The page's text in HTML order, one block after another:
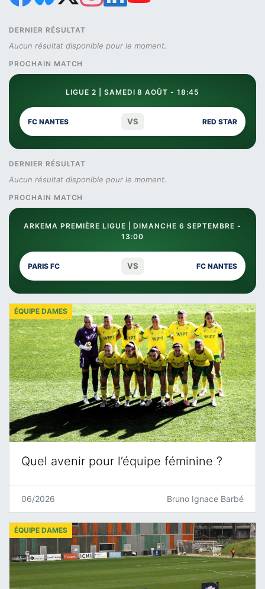
DERNIER RÉSULTAT
Aucun résultat disponible pour le moment.
PROCHAIN MATCH
LIGUE 2 | SAMEDI 8 AOÛT - 18:45
FC NANTES VS RED STAR
DERNIER RÉSULTAT
Aucun résultat disponible pour le moment.
PROCHAIN MATCH
ARKEMA PREMIÈRE LIGUE | DIMANCHE 6 SEPTEMBRE -
13:00
PARIS FC VS FC NANTES
Quel avenir pour l’équipe féminine ?
ÉQUIPE DAMES
06/2026 Bruno Ignace Barbé
ÉQUIPE DAMES